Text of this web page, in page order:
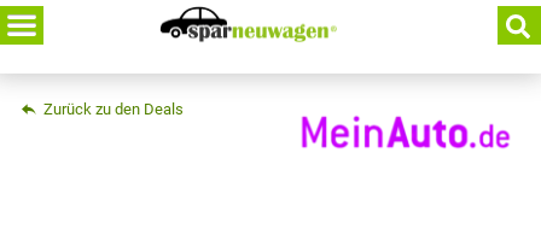
Skip
to
content
Zurück zu den Deals